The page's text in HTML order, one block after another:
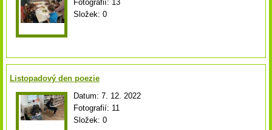
Fotografií: 13
Složek: 0
Listopadový den poezie
Datum: 7. 12. 2022
Fotografií: 11
Složek: 0